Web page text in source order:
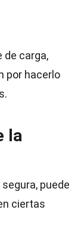
de carga,
por hacerlo
la
puede
ciertas